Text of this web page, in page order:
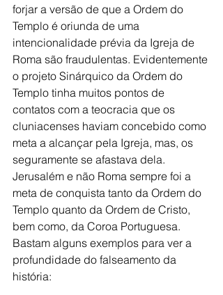
forjar a versão de que a Ordem do
Templo é oriunda de uma
intencionalidade prévia da Igreja de
Roma são fraudulentas. Evidentemente
o projeto Sinárquico da Ordem do
Templo tinha muitos pontos de
contatos com a teocracia que os
cluniacenses haviam concebido como
meta a alcançar pela Igreja, mas, os
seguramente se afastava dela.
Jerusalém e não Roma sempre foi a
meta de conquista tanto da Ordem do
Templo quanto da Ordem de Cristo,
bem como, da Coroa Portuguesa.
Bastam alguns exemplos para ver a
profundidade do falseamento da
história: